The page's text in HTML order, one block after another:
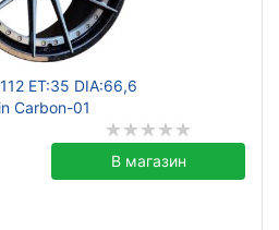
ET:35 DIA:66,6
Carbon-01
В магазин